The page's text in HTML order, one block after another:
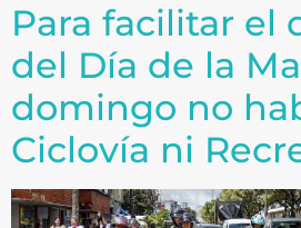
Para facilitar el
del Día de la
domingo no
Ciclovía ni